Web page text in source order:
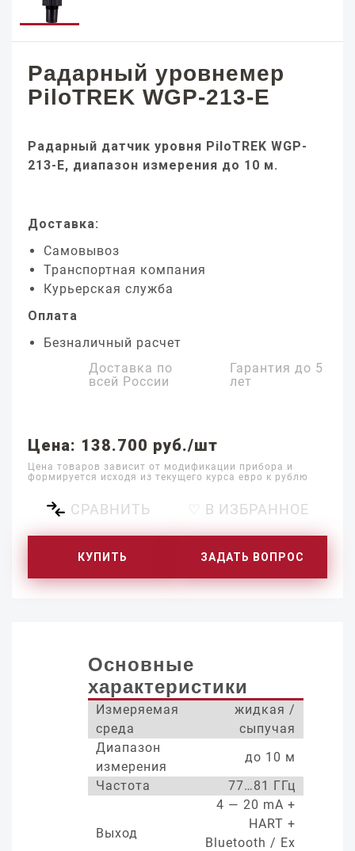
Радарный уровнемер
PiloTREK WGP-213-E
Радарный датчик уровня PiloTREK WGP-
213-E, диапазон измерения до 10 м.
Доставка:
Самовывоз
Транспортная компания
Курьерская служба
Оплата
Безналичный расчет
Доставка по
всей России
Гарантия до 5
лет
Цена: 138.700 руб./шт
Цена товаров зависит от модификации прибора и
формируется исходя из текущего курса евро к рублю
СРАВНИТЬ ♡ В ИЗБРАННОЕ
КУПИТЬ ЗАДАТЬ ВОПРОС
Основные
характеристики
Измеряемая
среда
жидкая /
сыпучая
Диапазон
измерения
до 10 м
Частота
77…81 ГГц
Выход
4 — 20 mA +
HART +
Bluetooth / Ex